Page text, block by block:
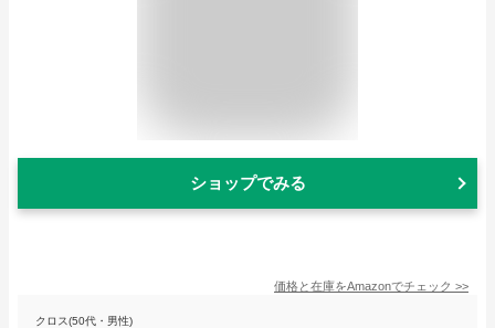
ショップでみる
価格と在庫をAmazonでチェック >>
クロス(50代・男性)